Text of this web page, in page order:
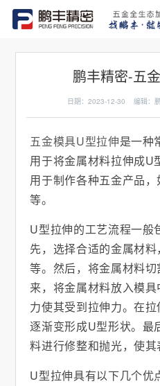
鹏丰精密-五
日期：2023-12-30 编辑：
五金模具U型拉伸是一种
用于将金属材料拉伸成U
用于制作各种五金产品
等。
U型拉伸的工艺流程一般
先，选择合适的金属材
等。然后，将金属材料
来，将金属材料放入模
力使其受到拉伸力。在
逐渐变形成U型形状。最
料进行修整和抛光，使其
U型拉伸具有以下几个优